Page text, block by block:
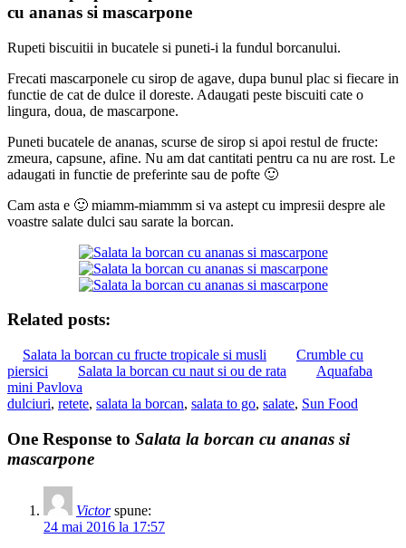
cu ananas si mascarpone
Rupeti biscuitii in bucatele si puneti-i la fundul borcanului.
Frecati mascarponele cu sirop de agave, dupa bunul plac si fiecare in
functie de cat de dulce il doreste. Adaugati peste biscuiti cate o
lingura, doua, de mascarpone.
Puneti bucatele de ananas, scurse de sirop si apoi restul de fructe:
zmeura, capsune, afine. Nu am dat cantitati pentru ca nu are rost. Le
adaugati in functie de preferinte sau de pofte 🙂
Cam asta e 🙂 miamm-miammm si va astept cu impresii despre ale
voastre salate dulci sau sarate la borcan.
Related posts:
Salata la borcan cu fructe tropicale si musli
Crumble cu
piersici
Salata la borcan cu naut si ou de rata
Aquafaba
mini Pavlova
dulciuri, retete, salata la borcan, salata to go, salate, Sun Food
One Response to Salata la borcan cu ananas si
mascarpone
Victor spune:
24 mai 2016 la 17:57